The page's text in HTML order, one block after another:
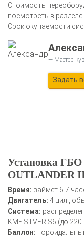
Стоимость
посмотреть в
Срок окупаемости
Мастер
Задать
Установка
OUTLANDER
Время: займет 6-7
Двигатель: 4 цил.,
Система:
KME SILVER S6 (до
Баллон: